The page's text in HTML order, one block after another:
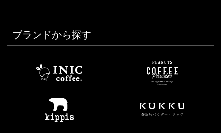
ブランドから探す